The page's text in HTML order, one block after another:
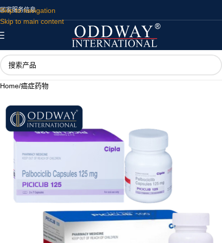
Skip to navigation
Skip to main content
国家服务信息
Home/癌症药物